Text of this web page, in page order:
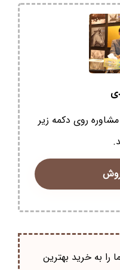
روی دکمه زیر
را به خرید بهترین